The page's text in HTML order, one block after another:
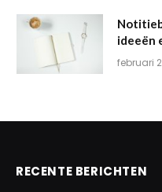
ideeën
februari
RECENTE BERICHTEN